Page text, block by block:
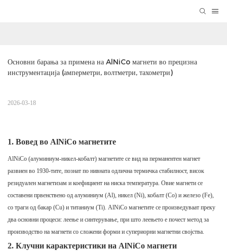
Основни барања за примена на AlNiCo магнети во прецизна
инструментација (амперметри, волтметри, тахометри)
2026-03-18
1. Вовед во AlNiCo магнетите
AlNiCo (алуминиум-никел-кобалт) магнетите се вид на перманентен магнет
развиен во 1930-тите, познат по нивната одлична термичка стабилност, висок
резидуален магнетизам и коефициент на ниска температура. Овие магнети се
составени првенствено од алуминиум (Al), никел (Ni), кобалт (Co) и железо (Fe),
со траги од бакар (Cu) и титаниум (Ti). AlNiCo магнетите се произведуваат преку
два основни процеси: леење и синтерување, при што леењето е почест метод за
производство на магнети со сложени форми и супериорни магнетни својства.
2. Клучни карактеристики на AlNiCo магнети